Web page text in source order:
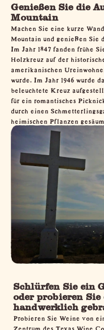
Genießen Sie die
Mountain
Machen Sie eine kurze
Mountain und genießen Sie
Im Jahr 1847 fanden frühe
Holzkreuz auf der
amerikanischen
wurde. Im Jahr 1946 wurde
beleuchtete Kreuz
für ein romantisches
durch einen
heimischen Pflanzen
Schlürfen Sie ein
oder probieren Sie
handwerklich
Probieren Sie Weine von
Zentrum des Texas Wine